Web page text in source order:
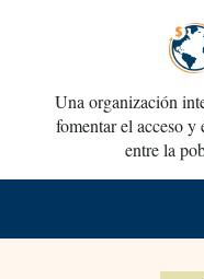
Una organización
fomentar el acceso y
entre la